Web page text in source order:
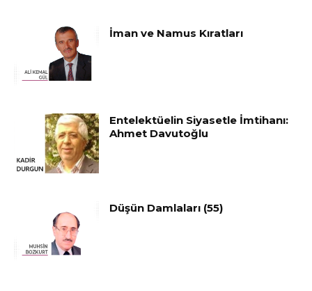
İman ve Namus Kıratları
Entelektüelin Siyasetle İmtihanı:
Ahmet Davutoğlu
Düşün Damlaları (55)